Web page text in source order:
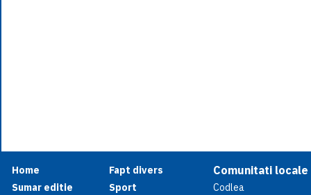
Home
Sumar editie
Fapt divers
Sport
Comunitati locale
Codlea